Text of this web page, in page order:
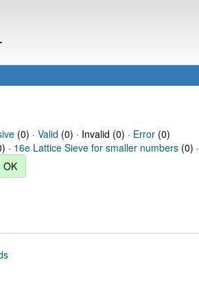
(0) · Valid (0) · Invalid (0) · Error(0)
· 16e Lattice Sieve for smaller numbers (0) ·